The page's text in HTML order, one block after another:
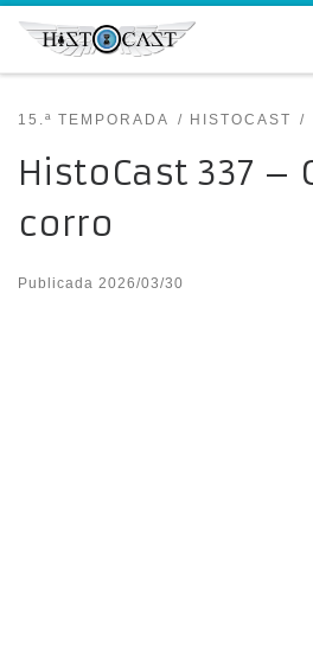
Saltar al contenido
15.ª TEMPORADA HISTOCAST
HistoCast 337 –
corro
Publicada 2026/03/30